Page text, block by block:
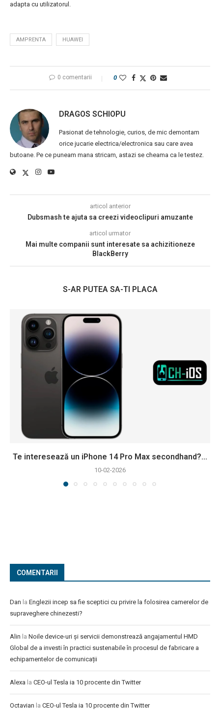
adapta cu utilizatorul.
AMPRENTA HUAWEI
0 comentarii 0
DRAGOS SCHIOPU
Pasionat de tehnologie, curios, de mic demontam
orice jucarie electrica/electronica sau care avea
butoane. Pe ce puneam mana stricam, astazi se cheama ca le testez.
articol anterior
Dubsmash te ajuta sa creezi videoclipuri amuzante
articol urmator
Mai multe companii sunt interesate sa achizitioneze
BlackBerry
S-AR PUTEA SA-TI PLACA
Te interesează un iPhone 14 Pro Max secondhand?...
10-02-2026
COMENTARII
Dan la Englezii incep sa fie sceptici cu privire la folosirea camerelor de
supraveghere chinezesti?
Alin la Noile device-uri și servicii demonstrează angajamentul HMD
Global de a investi în practici sustenabile în procesul de fabricare a
echipamentelor de comunicații
Alexa la CEO-ul Tesla ia 10 procente din Twitter
Octavian la CEO-ul Tesla ia 10 procente din Twitter